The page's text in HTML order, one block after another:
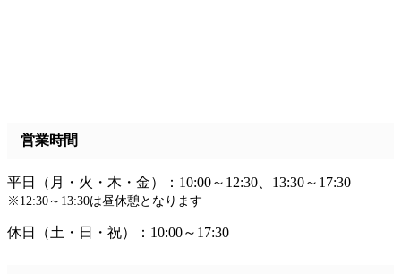
営業時間
平日（月・火・木・金）：10:00～12:30、13:30～17:30
※12:30～13:30は昼休憩となります
休日（土・日・祝）：10:00～17:30